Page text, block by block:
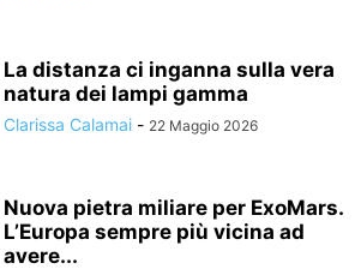
La distanza ci inganna sulla vera
natura dei lampi gamma
Clarissa Calamai - 22 Maggio 2026
Nuova pietra miliare per ExoMars.
L’Europa sempre più vicina ad
avere...